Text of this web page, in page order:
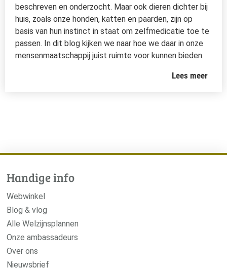
beschreven en onderzocht. Maar ook dieren dichter bij
huis, zoals onze honden, katten en paarden, zijn op
basis van hun instinct in staat om zelfmedicatie toe te
passen. In dit blog kijken we naar hoe we daar in onze
mensenmaatschappij juist ruimte voor kunnen bieden.
Lees meer
Handige info
Webwinkel
Blog & vlog
Alle Welzijnsplannen
Onze ambassadeurs
Over ons
Nieuwsbrief